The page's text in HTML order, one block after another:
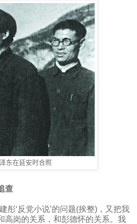
东在延安时合照
查
彤‘反党小说’的问题(挨整) ，又把我
高岗的关系，和彭德怀的关系。我